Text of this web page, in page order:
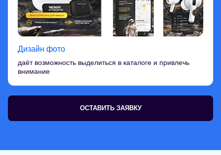
Дизайн фото
даёт возможность выделиться в каталоге и привлечь
внимание
ОСТАВИТЬ ЗАЯВКУ